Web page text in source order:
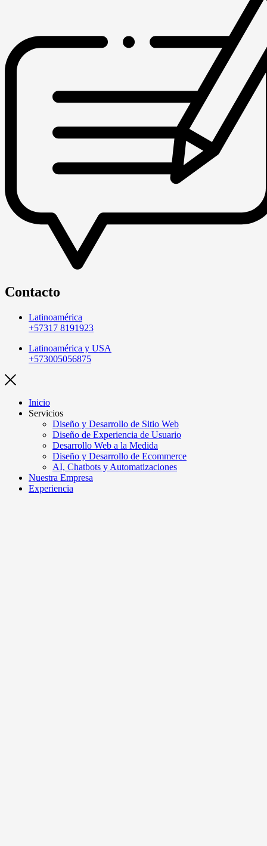
Contacto
Latinoamérica
+57317 8191923
Latinoamérica y USA
+573005056875
Inicio
Servicios
Diseño y Desarrollo de Sitio Web
Diseño de Experiencia de Usuario
Desarrollo Web a la Medida
Diseño y Desarrollo de Ecommerce
AI, Chatbots y Automatizaciones
Nuestra Empresa
Experiencia